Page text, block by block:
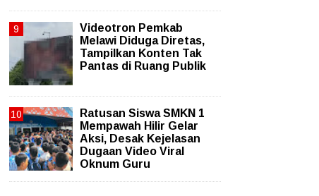
Videotron Pemkab
Melawi Diduga Diretas,
Tampilkan Konten Tak
Pantas di Ruang Publik
Ratusan Siswa SMKN 1
Mempawah Hilir Gelar
Aksi, Desak Kejelasan
Dugaan Video Viral
Oknum Guru